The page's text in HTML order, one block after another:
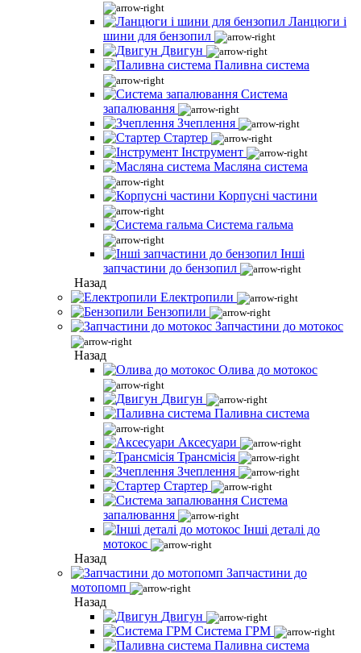
Ланцюги і
шини для бензопил
Двигун
Паливна система
Система
запалювання
Зчеплення
Стартер
Інструмент
Масляна система
Корпусні частини
Система гальма
Інші
запчастини до бензопил
Назад
Електропили
Бензопили
Запчастини до мотокос
Назад
Олива до мотокос
Двигун
Паливна система
Аксесуари
Трансмісія
Зчеплення
Стартер
Система
запалювання
Інші деталі до
мотокос
Назад
Запчастини до
мотопомп
Назад
Двигун
Система ГРМ
Паливна система